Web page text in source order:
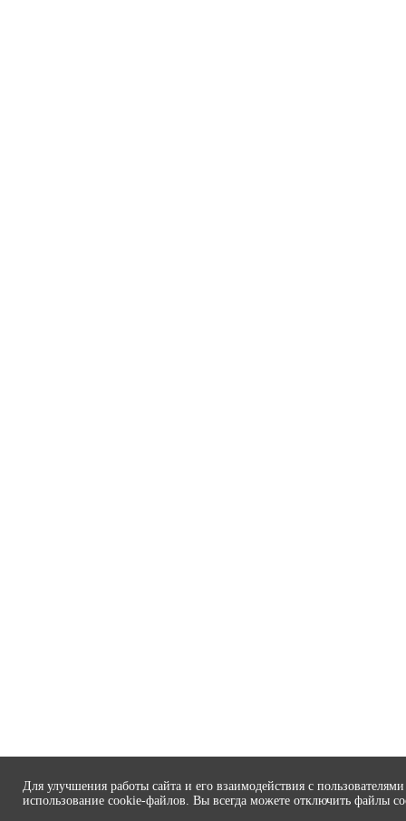
Для улучшения работы сайта и его взаимодействия с
использование cookie-файлов. Вы всегда можете отключить файлы